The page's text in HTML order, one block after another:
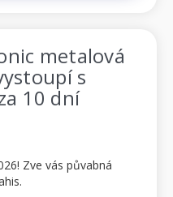
metalová
s
10 dní
Zve vás půvabná